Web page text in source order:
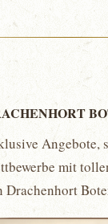
Angebote,
mit
Drachenhort